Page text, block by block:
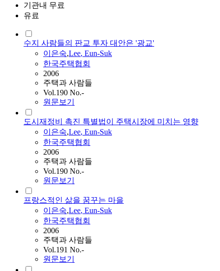
기관내 무료
유료
수지 사람들의 판교 투자 대안은 '광교'
이은숙,Lee, Eun-Suk
한국주택협회
2006
주택과 사람들
Vol.190 No.-
원문보기
도시재정비 촉진 특별법이 주택시장에 미치는 영향
이은숙,Lee, Eun-Suk
한국주택협회
2006
주택과 사람들
Vol.190 No.-
원문보기
프랑스적인 삶을 꿈꾸는 마을
이은숙,Lee, Eun-Suk
한국주택협회
2006
주택과 사람들
Vol.191 No.-
원문보기